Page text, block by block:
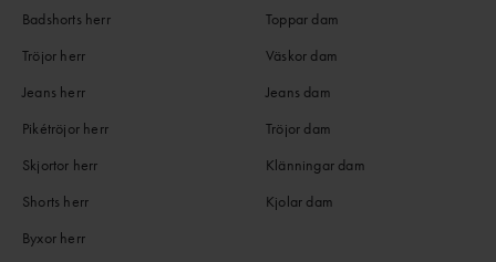
Badshorts herr
Tröjor herr
Jeans herr
Pikétröjor herr
Skjortor herr
Shorts herr
Byxor herr
Toppar dam
Väskor dam
Jeans dam
Tröjor dam
Klänningar dam
Kjolar dam